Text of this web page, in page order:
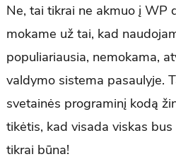
Ne, tai tikrai ne akmuo į WP
mokame už tai, kad
populiariausia, nemokama,
valdymo sistema pasaulyje.
svetainės programinį kodą
tikėtis, kad visada viskas
tikrai būna!